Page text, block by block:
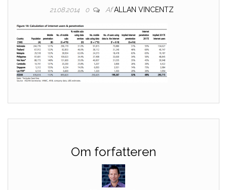
21.08.2014 0 Af ALLAN VINCENTZ
Om forfatteren